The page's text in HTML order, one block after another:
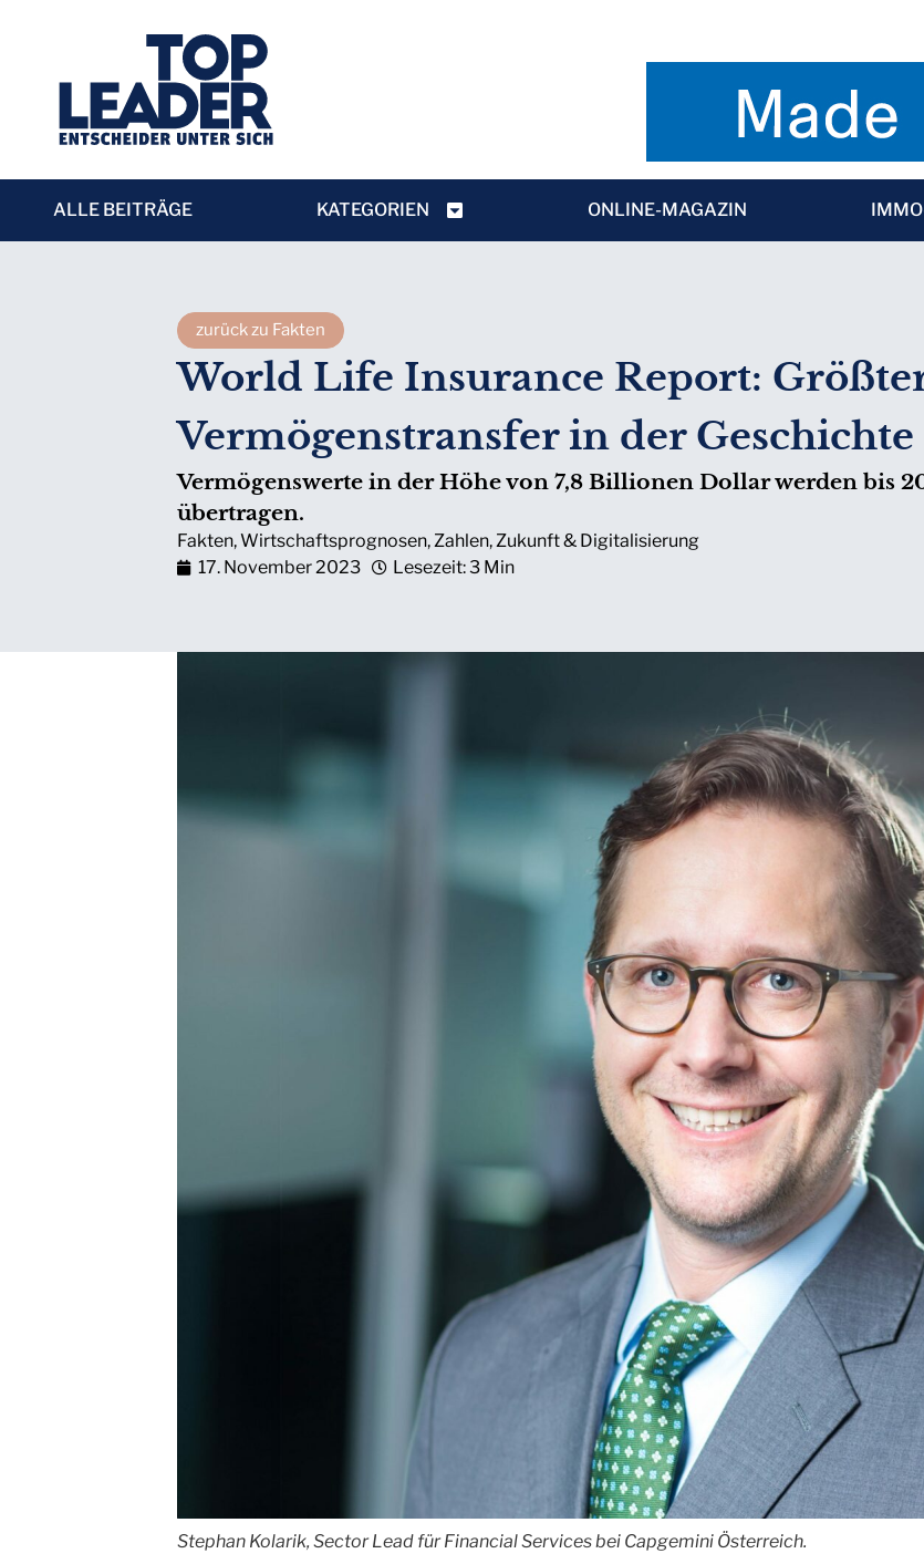
ALLE BEITRÄGE KATEGORIEN ONLINE-MAGAZIN
zurück zu Fakten
World Life Insurance Report:
Vermögenstransfer in der Geschichte
Vermögenswerte in der Höhe von 7,8 Billionen Dollar werden bis
übertragen.
Fakten,Wirtschaftsprognosen,Zahlen,Zukunft & Digitalisierung
17. November 2023
Lesezeit: 3 Min
Stephan Kolarik, Sector Lead für Financial Services bei Capgemini Österreich.